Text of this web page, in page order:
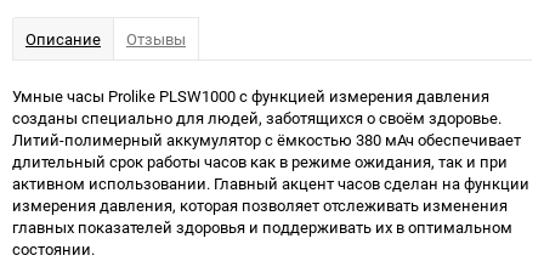
Описание Отзывы
Умные часы Prolike PLSW1000 с функцией измерения давления
созданы специально для людей, заботящихся о своём здоровье.
Литий-полимерный аккумулятор с ёмкостью 380 мАч обеспечивает
длительный срок работы часов как в режиме ожидания, так и при
активном использовании. Главный акцент часов сделан на функции
измерения давления, которая позволяет отслеживать изменения
главных показателей здоровья и поддерживать их в оптимальном
состоянии.